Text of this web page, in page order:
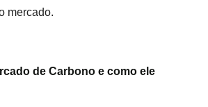
mercado.
de Carbono e como ele